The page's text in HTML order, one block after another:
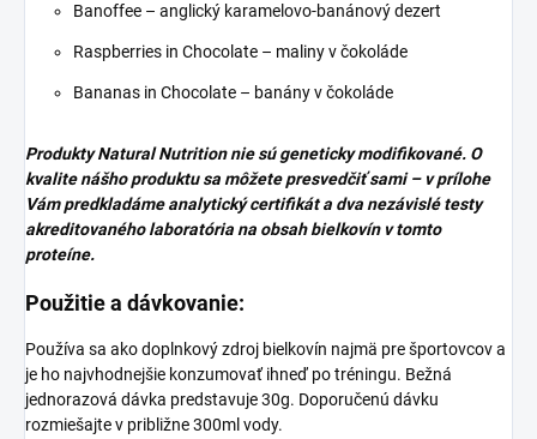
Banoffee – anglický karamelovo-banánový dezert
Raspberries in Chocolate – maliny v čokoláde
Bananas in Chocolate – banány v čokoláde
Produkty Natural Nutrition nie sú geneticky modifikované. O
kvalite nášho produktu sa môžete presvedčiť sami – v prílohe
Vám predkladáme analytický certifikát a dva nezávislé testy
akreditovaného laboratória na obsah bielkovín v tomto
proteíne.
Použitie a dávkovanie:
Používa sa ako doplnkový zdroj bielkovín najmä pre športovcov a
je ho najvhodnejšie konzumovať ihneď po tréningu. Bežná
jednorazová dávka predstavuje 30g. Doporučenú dávku
rozmiešajte v približne 300ml vody.